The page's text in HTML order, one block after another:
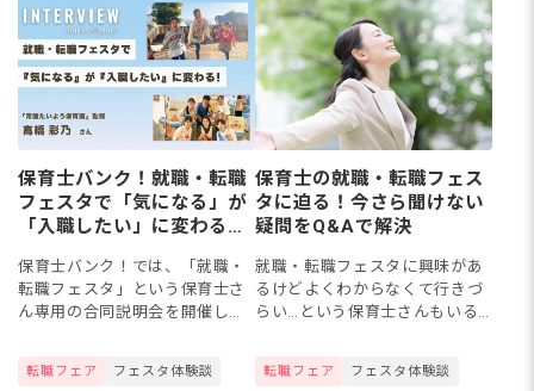
タに...
バンク...
保育士バンク！就職・転職
フェスタで「気になる」が
「入職したい」に変わる！
保育士バンク！では、「就職・
転職フェスタ」という保育士さ
ん専用の合同説明会を開催して
参加したことで理想の就職先と
転職フェア フェスタ体験談
保育士の就職・転職フェス
タに迫る！今さら聞けない
疑問をQ&Aで解決
就職・転職フェスタに興味があ
るけどよくわからなくて行きづ
らい…という保育士さんもいる
てQ&Aでお答えします。保育士
転職フェア フェスタ体験談